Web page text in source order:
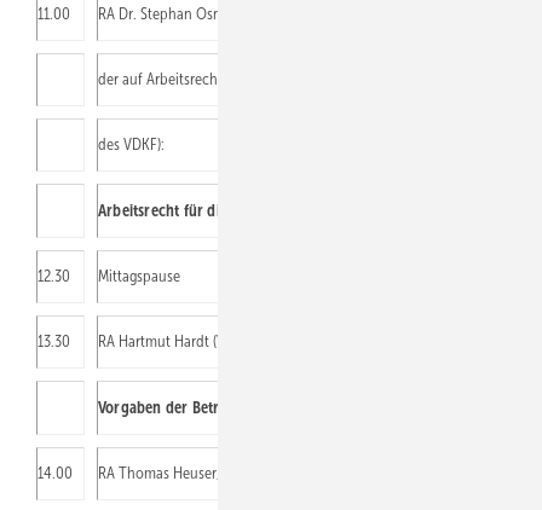
11.00 RA Dr. Stephan Osnabrügge, Fachanwalt für Arbeitsrecht,
der auf Arbeitsrecht spezialisierten Sozietät Pauly & Partner, Bonn
des VDKF):
Arbeitsrecht für die Praxis im Handwerksbetrieb
12.30 Mittagspause
13.30 RA Hartmut Hardt (VDI), Essen:
Vorgaben der Betreiberverantwortung – rechtssicheres Betreiben
14.00 RA Thomas Heuser, Siegburg (auch im Auftrag des BIV):